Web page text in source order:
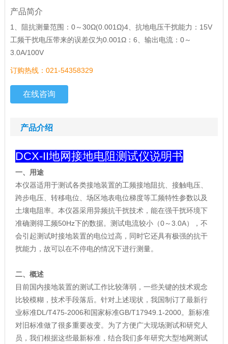
产品简介
1、阻抗测量范围：0～30Ω(0.001Ω)4、抗地电压干扰能力：15V
工频干扰电压带来的误差仅为0.001Ω：6、输出电流：0～
3.0A/100V
订购热线：021-54358329
在线咨询
产品介绍
DCX-II地网接地电阻测试仪说明书
一、用途
本仪器适用于测试各类接地装置的工频接地阻抗、接触电压、
跨步电压、转移电位、场区地表电位梯度等工频特性参数以及
土壤电阻率。本仪器采用异频抗干扰技术，能在强干扰环境下
准确测得工频50Hz下的数据。测试电流较小（0～3.0A），不
会引起测试时接地装置的电位过高，同时它还具有极强的抗干
扰能力，故可以在不停电的情况下进行测量。
二、概述
目前国内接地装置的测试工作比较薄弱，一些关键的技术观念
比较模糊，技术手段落后。针对上述现状，我国制订了最新行
业标准DL/T475-2006和国家标准GB/T17949.1-2000。新标准
对旧标准做了很多重要改变。为了方便广大现场测试和研究人
员，我们根据这些最新标准，结合我们多年研究大型地网测试